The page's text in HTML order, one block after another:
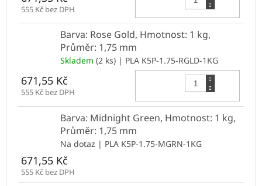
555 Kč bez DPH
Barva: Rose Gold, Hmotnost: 1 kg,
Průměr: 1,75 mm
Skladem (2 ks) | PLA K5P-1.75-RGLD-1KG
671,55 Kč
555 Kč bez DPH
Barva: Midnight Green, Hmotnost: 1 kg,
Průměr: 1,75 mm
Na dotaz | PLA K5P-1.75-MGRN-1KG
671,55 Kč
555 Kč bez DPH